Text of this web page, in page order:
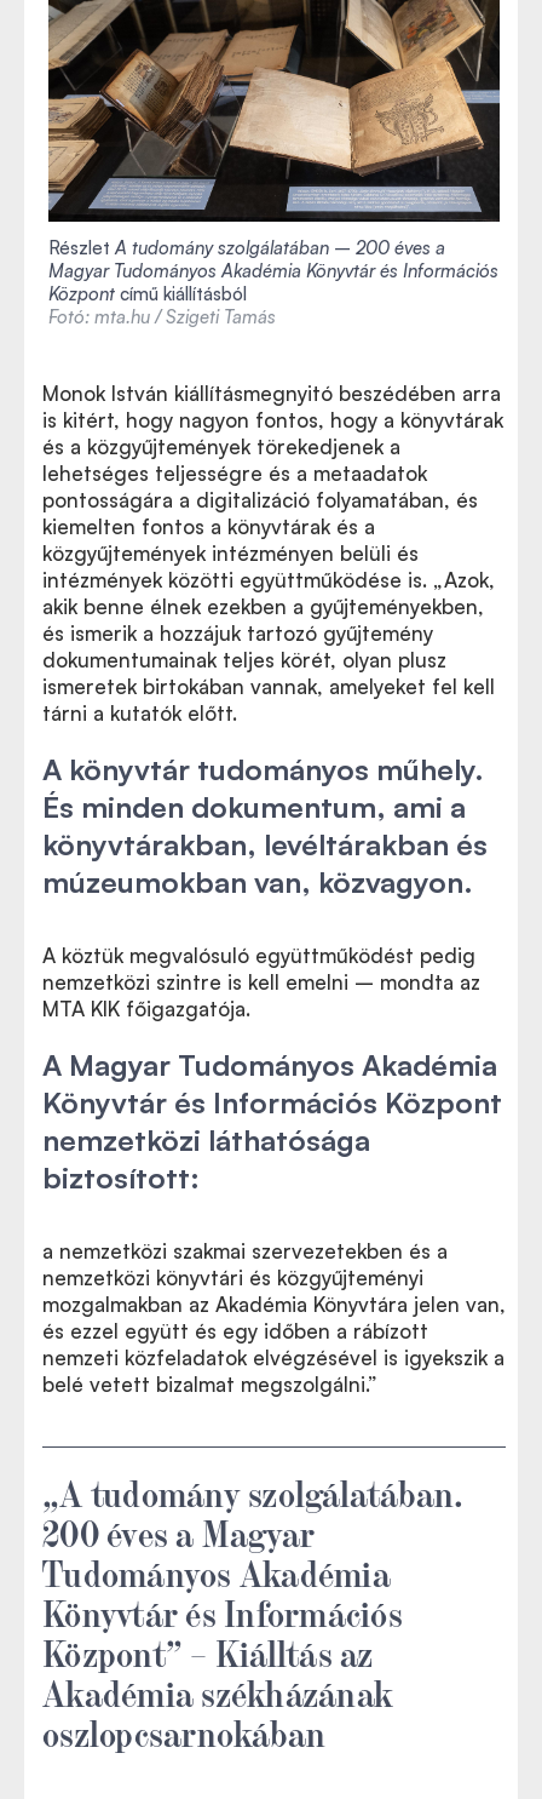
RészletA tudomány szolgálatában – 200 éves a
Magyar Tudományos Akadémia Könyvtár és Információs
Központ című kiállításból
Fotó: mta.hu / Szigeti Tamás
Monok István kiállításmegnyitó beszédében arra
is kitért, hogy nagyon fontos, hogy a könyvtárak
és a közgyűjtemények törekedjenek a
lehetséges teljességre és a metaadatok
pontosságára a digitalizáció folyamatában, és
kiemelten fontos a könyvtárak és a
közgyűjtemények intézményen belüli és
intézmények közötti együttműködése is. „Azok,
akik benne élnek ezekben a gyűjteményekben,
és ismerik a hozzájuk tartozó gyűjtemény
dokumentumainak teljes körét, olyan plusz
ismeretek birtokában vannak, amelyeket fel kell
tárni a kutatók előtt.
A könyvtár tudományos műhely.
És minden dokumentum, ami a
könyvtárakban, levéltárakban és
múzeumokban van, közvagyon.
A köztük megvalósuló együttműködést pedig
nemzetközi szintre is kell emelni – mondta az
MTA KIK főigazgatója.
A Magyar Tudományos Akadémia
Könyvtár és Információs Központ
nemzetközi láthatósága
biztosított:
a nemzetközi szakmai szervezetekben és a
nemzetközi könyvtári és közgyűjteményi
mozgalmakban az Akadémia Könyvtára jelen van,
és ezzel együtt és egy időben a rábízott
nemzeti közfeladatok elvégzésével is igyekszik a
belé vetett bizalmat megszolgálni.”
„A tudomány szolgálatában.
200 éves a Magyar
Tudományos Akadémia
Könyvtár és Információs
Központ” – Kiálltás az
Akadémia székházának
oszlopcsarnokában